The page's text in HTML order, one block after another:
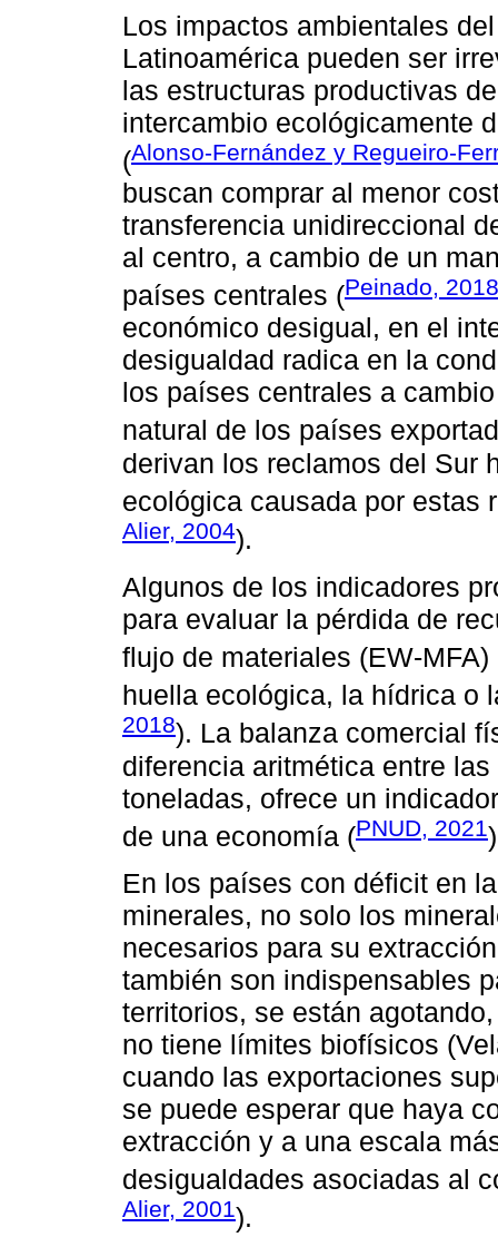
Los impactos ambientales
Latinoamérica pueden ser
las estructuras productivas
intercambio ecológicamente
(Alonso-Fernández y Regueiro-
buscan comprar al menor
transferencia unidireccional
al centro, a cambio de un
países centrales (Peinado, 2018
económico desigual, en el
desigualdad radica en la
los países centrales a
natural de los países
derivan los reclamos del Sur
ecológica causada por estas
Alier, 2004).
Algunos de los indicadores
para evaluar la pérdida de
flujo de materiales (EW-MFA)
huella ecológica, la hídrica o
2018). La balanza comercial
diferencia aritmética entre
toneladas, ofrece un
de una economía (PNUD, 2021
En los países con déficit en
minerales, no solo los
necesarios para su
también son indispensables
territorios, se están
no tiene límites biofísicos
cuando las exportaciones
se puede esperar que haya
extracción y a una escala
desigualdades asociadas al
Alier, 2001).